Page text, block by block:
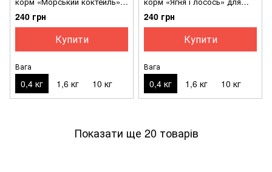
для дорослих котів з
алергією
240 грн
Купити
Вага
0,4 кг 1,6 кг 10 кг
дорослих котів з чутливим
травленням
240 грн
Купити
Вага
0,4 кг 1,6 кг 10 кг
Показати ще 20 товарів